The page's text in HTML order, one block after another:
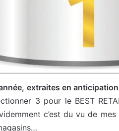
extraites en
3 pour le BEST
c’est du vu de